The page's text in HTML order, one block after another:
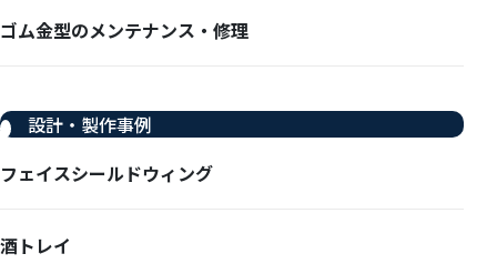
ゴム金型のメンテナンス・修理
設計・製作事例
フェイスシールドウィング
酒トレイ